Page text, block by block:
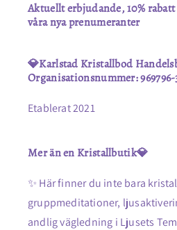
Aktuellt erbjudande, 10%
våra nya prenumeranter
💎Karlstad Kristallbod
Organisationsnummer: 969796-
Etablerat 2021
Mer än en Kristallbutik💎
✨ Här finner du inte bara
gruppmeditationer,
andlig vägledning i Ljusets